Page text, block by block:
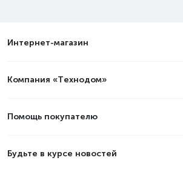
Цены на пылесосы VC 7
Август 2026)
Товар
Интернет-магазин
Компания «Технодом»
Помощь покупателю
Будьте в курсе новостей